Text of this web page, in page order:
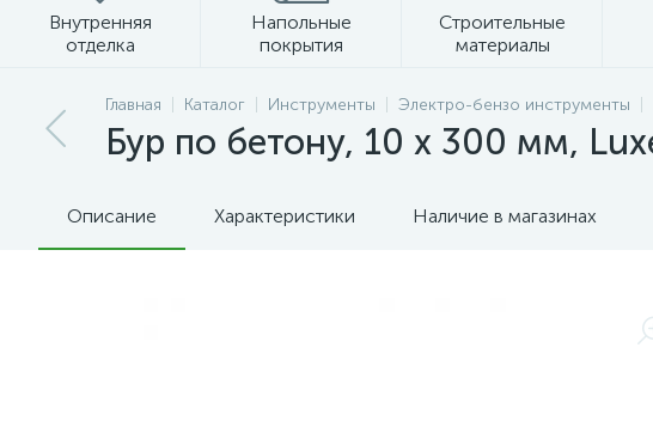
Внутренняя
отделка
Напольные
покрытия
Строительные
материалы
Плитка и керамогранит
Главная Каталог Инструменты Электро-бензо инструменты
Бур по бетону, 10 х 300 мм,
Описание Характеристики Наличие в магазинах